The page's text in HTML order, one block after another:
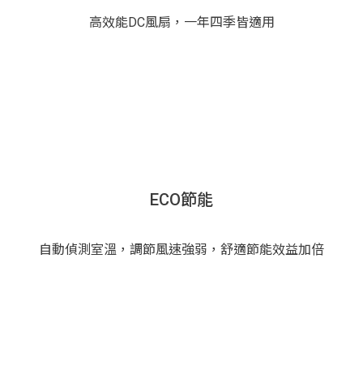
高效能DC風扇，一年四季皆適用
ECO節能
自動偵測室溫，調節風速強弱，舒適節能效益加倍